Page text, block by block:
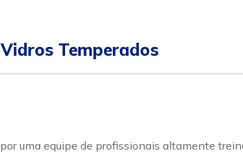
Temperados
uma equipe de profissionais altamente